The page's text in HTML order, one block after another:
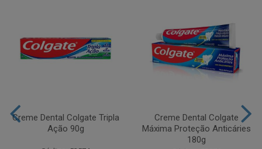
Creme Dental Colgate Tripla
Ação 90g
Creme Dental Colgate
Máxima Proteção Anticáries
180g